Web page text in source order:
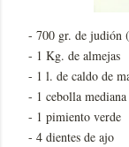
- 700 gr. de judión
- 1 Kg. de almejas
- 1 l. de caldo de
- 1 cebolla mediana
- 1 pimiento verde
- 4 dientes de ajo